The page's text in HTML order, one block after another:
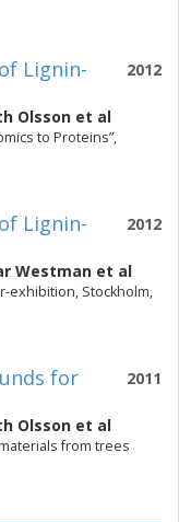
2012
Lignin-
Olsson et al
to Proteins”,
2012
Lignin-
Westman et al
exhibition, Stockholm,
2011
for
Olsson et al
from trees